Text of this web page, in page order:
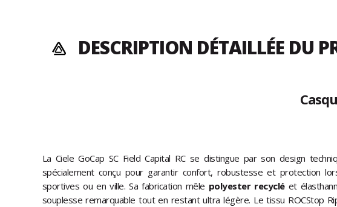
DESCRIPTION DÉTAILLÉE DU
La Ciele GoCap SC Field Capital RC se distingue par son design
spécialement conçu pour garantir confort, robustesse et protection
sportives ou en ville. Sa fabrication mêle polyester recyclé et
souplesse remarquable tout en restant ultra légère. Le tissu ROCStop